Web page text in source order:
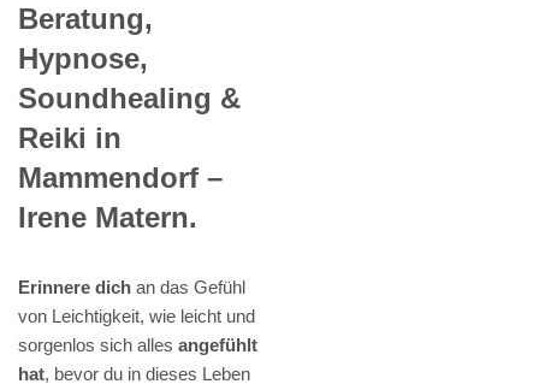
Beratung,
Hypnose,
Soundhealing &
Reiki in
Mammendorf –
Irene Matern.
Erinnere dich an das Gefühl
von Leichtigkeit, wie leicht und
sorgenlos sich alles angefühlt
hat, bevor du in dieses Leben